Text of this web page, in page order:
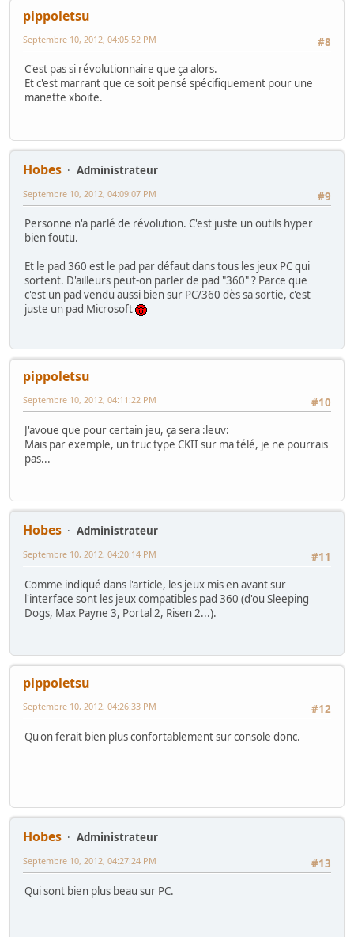
pippoletsu
#8
Septembre 10, 2012, 04:05:52 PM
C'est pas si révolutionnaire que ça alors.
Et c'est marrant que ce soit pensé spécifiquement pour une
manette xboite.
Hobes
Administrateur
#9
Septembre 10, 2012, 04:09:07 PM
Personne n'a parlé de révolution. C'est juste un outils hyper
bien foutu.
Et le pad 360 est le pad par défaut dans tous les jeux PC qui
sortent. D'ailleurs peut-on parler de pad "360" ? Parce que
c'est un pad vendu aussi bien sur PC/360 dès sa sortie, c'est
juste un pad Microsoft
pippoletsu
#10
Septembre 10, 2012, 04:11:22 PM
J'avoue que pour certain jeu, ça sera :leuv:
Mais par exemple, un truc type CKII sur ma télé, je ne pourrais
pas...
Hobes
Administrateur
#11
Septembre 10, 2012, 04:20:14 PM
Comme indiqué dans l'article, les jeux mis en avant sur
l'interface sont les jeux compatibles pad 360 (d'ou Sleeping
Dogs, Max Payne 3, Portal 2, Risen 2...).
pippoletsu
#12
Septembre 10, 2012, 04:26:33 PM
Qu'on ferait bien plus confortablement sur console donc.
Hobes
Administrateur
#13
Septembre 10, 2012, 04:27:24 PM
Qui sont bien plus beau sur PC.